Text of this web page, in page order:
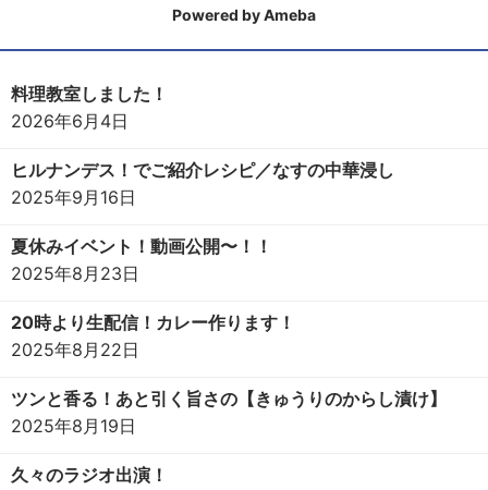
Powered by Ameba
料理教室しました！
2026年6月4日
ヒルナンデス！でご紹介レシピ／なすの中華浸し
2025年9月16日
夏休みイベント！動画公開〜！！
2025年8月23日
20時より生配信！カレー作ります！
2025年8月22日
ツンと香る！あと引く旨さの【きゅうりのからし漬け】
2025年8月19日
久々のラジオ出演！